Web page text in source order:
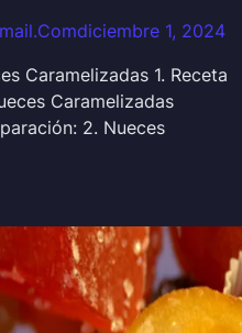
diciembre 1, 2024
Caramelizadas 1. Receta
Caramelizadas
2. Nueces